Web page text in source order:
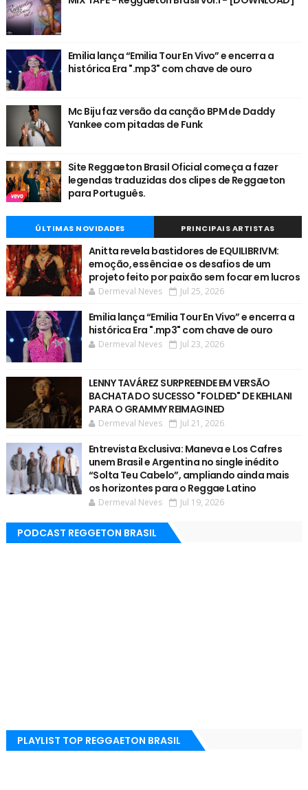
Emilia lança “Emilia Tour En Vivo” e encerra a
histórica Era ".mp3" com chave de ouro
Mc Biju faz versão da canção BPM de Daddy
Yankee com pitadas de Funk
Site Reggaeton Brasil Oficial começa a fazer
legendas traduzidas dos clipes de Reggaeton
para Português.
ÚLTIMAS NOVIDADES PRINCIPAIS ARTISTAS
Anitta revela bastidores de EQUILIBRIVM:
emoção, essência e os desafios de um
projeto feito por paixão sem focar em lucros
Dermeval Neves Jul 25, 2026
Emilia lança “Emilia Tour En Vivo” e encerra a
histórica Era ".mp3" com chave de ouro
Dermeval Neves Jul 23, 2026
LENNY TAVÁREZ SURPREENDE EM VERSÃO
BACHATA DO SUCESSO "FOLDED" DE KEHLANI
PARA O GRAMMY REIMAGINED
Dermeval Neves Jul 21, 2026
Entrevista Exclusiva: Maneva e Los Cafres
unem Brasil e Argentina no single inédito
“Solta Teu Cabelo”, ampliando ainda mais
os horizontes para o Reggae Latino
Dermeval Neves Jul 19, 2026
PODCAST REGGETON BRASIL
PLAYLIST TOP REGGAETON BRASIL